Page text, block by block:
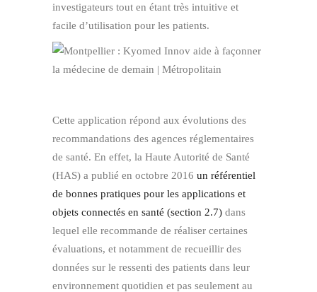
investigateurs tout en étant très intuitive et
facile d’utilisation pour les patients.
Cette application répond aux évolutions des
recommandations des agences réglementaires
de santé. En effet, la Haute Autorité de Santé
(HAS) a publié en octobre 2016 un référentiel
de bonnes pratiques pour les applications et
objets connectés en santé (section 2.7) dans
lequel elle recommande de réaliser certaines
évaluations, et notamment de recueillir des
données sur le ressenti des patients dans leur
environnement quotidien et pas seulement au